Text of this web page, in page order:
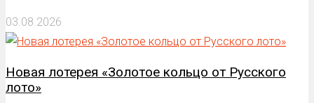
03.08.2026
Новая лотерея «Золотое кольцо от Русского
лото»